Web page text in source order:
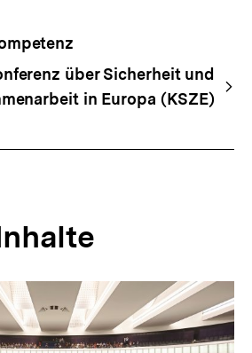
über Sicherheit und
in Europa (KSZE)